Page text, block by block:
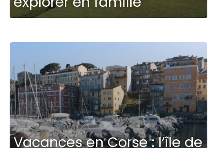
Vacances en Corse : l’île de